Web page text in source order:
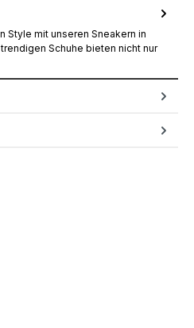
Style mit unseren Sneakern in
Schuhe bieten nicht nur